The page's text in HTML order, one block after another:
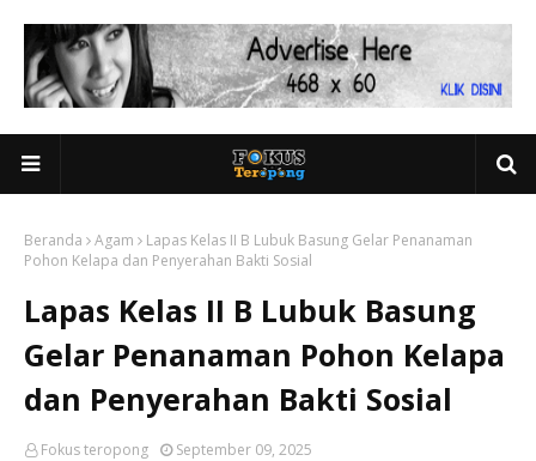
Beranda Agam
Lapas Kelas II B Lubuk Basung Gelar Penanaman
Pohon Kelapa dan Penyerahan Bakti Sosial
Lapas Kelas II B Lubuk Basung
Gelar Penanaman Pohon Kelapa
dan Penyerahan Bakti Sosial
Fokus teropong September 09, 2025